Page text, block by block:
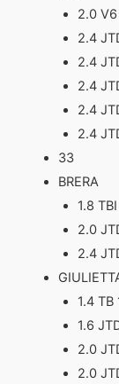
2.0
2.4
2.4
2.4
2.4
2.4
33
BRERA
1.8
2.0
2.4
1.4
1.6
2.0
2.0